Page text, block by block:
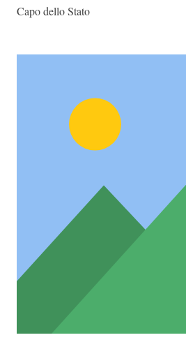
Capo dello Stato